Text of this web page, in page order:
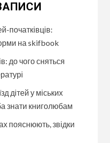
початківців:
на skifbook
до чого сняться
дітей у міських
знати книголюбам
пояснюють, звідки